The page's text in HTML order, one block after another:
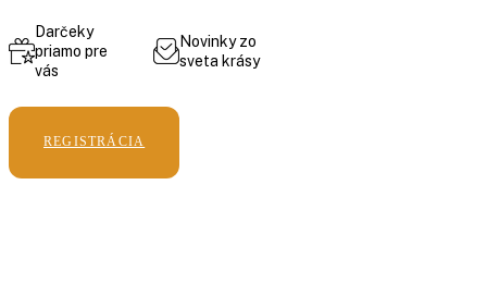
Darčeky
priamo pre
vás
Novinky zo
sveta krásy
REGISTRÁCIA